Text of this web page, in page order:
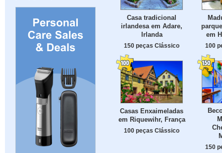
Casa tradicional
irlandesa em Adare,
Irlanda
150 peças Clássico
em
100
Casas Enxaimeladas
em Riquewihr, França
100 peças Clássico
150